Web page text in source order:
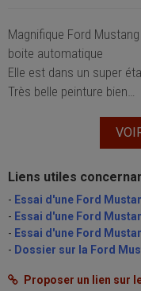
Magnifique Ford
boite automatique
Elle est dans un super
Très belle peinture bien
Liens utiles
- Essai d'une Ford
- Essai d'une Ford
- Essai d'une Ford
- Dossier sur la Ford
Proposer un lien sur